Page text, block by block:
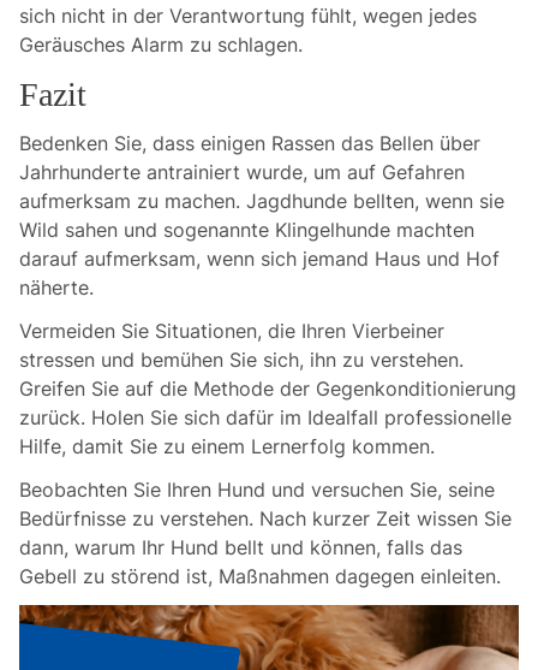
sich nicht in der Verantwortung fühlt, wegen jedes
Geräusches Alarm zu schlagen.
Fazit
Bedenken Sie, dass einigen Rassen das Bellen über
Jahrhunderte antrainiert wurde, um auf Gefahren
aufmerksam zu machen. Jagdhunde bellten, wenn sie
Wild sahen und sogenannte Klingelhunde machten
darauf aufmerksam, wenn sich jemand Haus und Hof
näherte.
Vermeiden Sie Situationen, die Ihren Vierbeiner
stressen und bemühen Sie sich, ihn zu verstehen.
Greifen Sie auf die Methode der Gegenkonditionierung
zurück. Holen Sie sich dafür im Idealfall professionelle
Hilfe, damit Sie zu einem Lernerfolg kommen.
Beobachten Sie Ihren Hund und versuchen Sie, seine
Bedürfnisse zu verstehen. Nach kurzer Zeit wissen Sie
dann, warum Ihr Hund bellt und können, falls das
Gebell zu störend ist, Maßnahmen dagegen einleiten.